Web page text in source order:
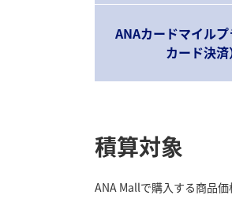
ANAカードマイル
カード決済
積算対象
ANA Mallで購入する商品価